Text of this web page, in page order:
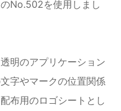
No.502を使用しまし
明のアプリケーション
字やマークの位置関係
布用のロゴシートとし